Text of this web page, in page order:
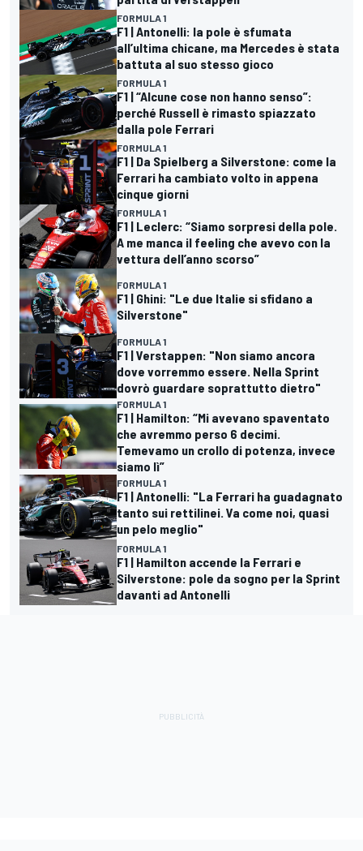
FORMULA 1
F1 | Antonelli: la pole è sfumata
all’ultima chicane, ma Mercedes è stata
battuta al suo stesso gioco
FORMULA 1
F1 | “Alcune cose non hanno senso”:
perché Russell è rimasto spiazzato
dalla pole Ferrari
FORMULA 1
F1 | Da Spielberg a Silverstone: come la
Ferrari ha cambiato volto in appena
cinque giorni
FORMULA 1
F1 | Leclerc: “Siamo sorpresi della pole.
A me manca il feeling che avevo con la
vettura dell’anno scorso”
FORMULA 1
F1 | Ghini: "Le due Italie si sfidano a
Silverstone"
FORMULA 1
F1 | Verstappen: "Non siamo ancora
dove vorremmo essere. Nella Sprint
dovrò guardare soprattutto dietro"
FORMULA 1
F1 | Hamilton: “Mi avevano spaventato
che avremmo perso 6 decimi.
Temevamo un crollo di potenza, invece
siamo lì”
FORMULA 1
F1 | Antonelli: "La Ferrari ha guadagnato
tanto sui rettilinei. Va come noi, quasi
un pelo meglio"
FORMULA 1
F1 | Hamilton accende la Ferrari e
Silverstone: pole da sogno per la Sprint
davanti ad Antonelli